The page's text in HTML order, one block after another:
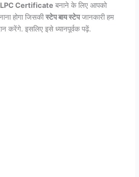
Certificate बनाने के लिए आपको
होगा जिसकीस्टेप बाय स्टेपजानकारी हम
करेंगे. इसलिए इसे ध्यानपूर्वक पढ़ें.